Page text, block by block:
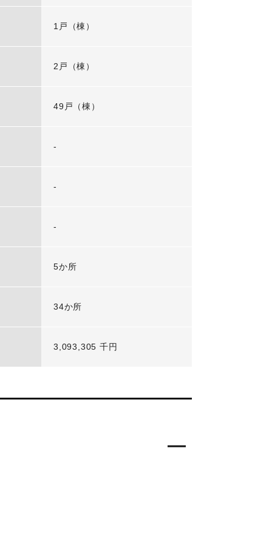
1戸（棟）
2戸（棟）
49戸（棟）
-
-
-
5か所
34か所
3,093,305 千円